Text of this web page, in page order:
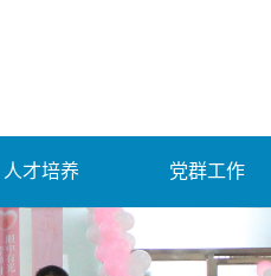
人才培养 党群工作